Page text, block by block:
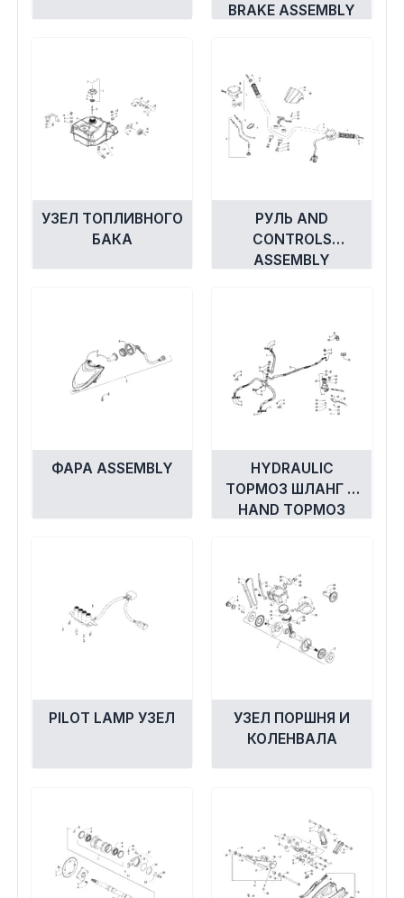
BRAKE ASSEMBLY
УЗЕЛ ТОПЛИВНОГО
БАКА
РУЛЬ AND
CONTROLS
ASSEMBLY
ФАРА ASSEMBLY
HYDRAULIC
ТОРМОЗ ШЛАНГ И
HAND ТОРМОЗ
PILOT LAMP УЗЕЛ
УЗЕЛ ПОРШНЯ И
КОЛЕНВАЛА